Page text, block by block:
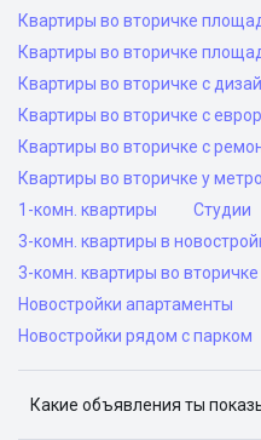
Квартиры во вторичке
Квартиры во вторичке
Квартиры во вторичке с
Квартиры во вторичке с
Квартиры во вторичке с
Квартиры во вторичке у метро
1-комн. квартиры
Студии
3-комн. квартиры в
3-комн. квартиры во вторичке
Новостройки апартаменты
Новостройки рядом с парком
Какие объявления ты